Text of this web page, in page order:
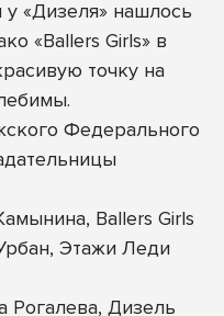
«Дизеля» нашлось
«Ballers Girls» в
точку на
Федерального
Ballers Girls
Этажи Леди
Рогалева, Дизель